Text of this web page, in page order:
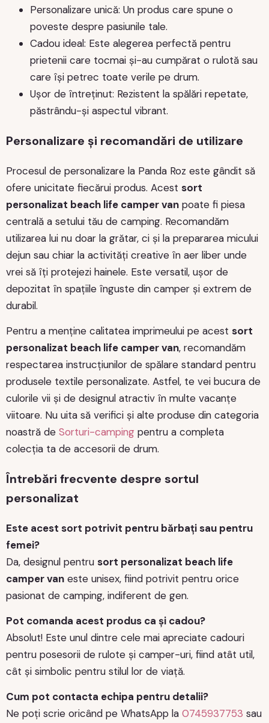
Personalizare unică: Un produs care spune o
poveste despre pasiunile tale.
Cadou ideal: Este alegerea perfectă pentru
prietenii care tocmai și-au cumpărat o rulotă sau
care își petrec toate verile pe drum.
Ușor de întreținut: Rezistent la spălări repetate,
păstrându-și aspectul vibrant.
Personalizare și recomandări de utilizare
Procesul de personalizare la Panda Roz este gândit să
ofere unicitate fiecărui produs. Acest sort
personalizat beach life camper van poate fi piesa
centrală a setului tău de camping. Recomandăm
utilizarea lui nu doar la grătar, ci și la prepararea micului
dejun sau chiar la activități creative în aer liber unde
vrei să îți protejezi hainele. Este versatil, ușor de
depozitat în spațiile înguste din camper și extrem de
durabil.
Pentru a menține calitatea imprimeului pe acest sort
personalizat beach life camper van, recomandăm
respectarea instrucțiunilor de spălare standard pentru
produsele textile personalizate. Astfel, te vei bucura de
culorile vii și de designul atractiv în multe vacanțe
viitoare. Nu uita să verifici și alte produse din categoria
noastră de Sorturi-camping pentru a completa
colecția ta de accesorii de drum.
Întrebări frecvente despre sortul
personalizat
Este acest sort potrivit pentru bărbați sau pentru
femei?
Da, designul pentru sort personalizat beach life
camper van este unisex, fiind potrivit pentru orice
pasionat de camping, indiferent de gen.
Pot comanda acest produs ca și cadou?
Absolut! Este unul dintre cele mai apreciate cadouri
pentru posesorii de rulote și camper-uri, fiind atât util,
cât și simbolic pentru stilul lor de viață.
Cum pot contacta echipa pentru detalii?
Ne poți scrie oricând pe WhatsApp la 0745937753 sau